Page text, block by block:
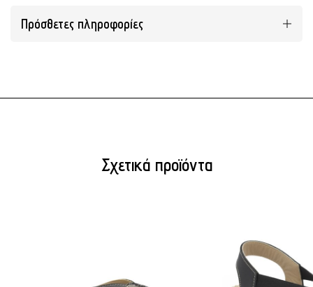
Πρόσθετες πληροφορίες
Σχετικά προϊόντα